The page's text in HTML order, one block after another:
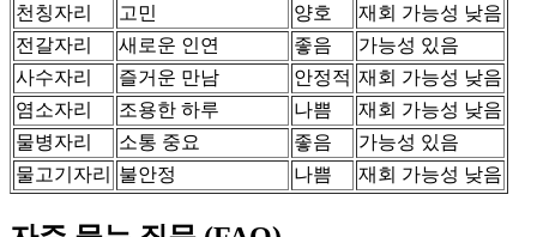
천칭자리 고민 양호
재회 가능성 낮음
전갈자리
새로운 인연 좋음
가능성 있음
사수자리
즐거운 만남 안정적 재회 가능성 낮음
염소자리
조용한 하루 나쁨
재회 가능성 낮음
물병자리
소통 중요 좋음
가능성 있음
물고기자리
불안정 나쁨 재회 가능성 낮음